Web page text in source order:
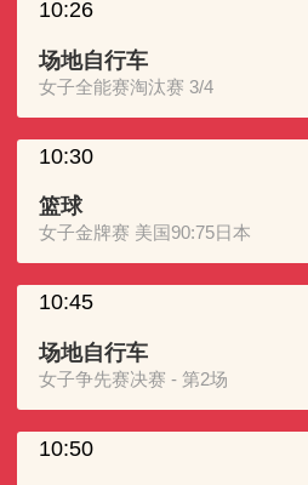
10:26
场地自行车
女子全能赛淘汰赛 3/4
10:30
篮球
女子金牌赛 美国90:75日本
10:45
场地自行车
女子争先赛决赛 - 第2场
10:50